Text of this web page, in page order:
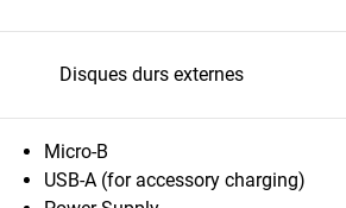
Disques durs externes
Micro-B
USB-A (for accessory charging)